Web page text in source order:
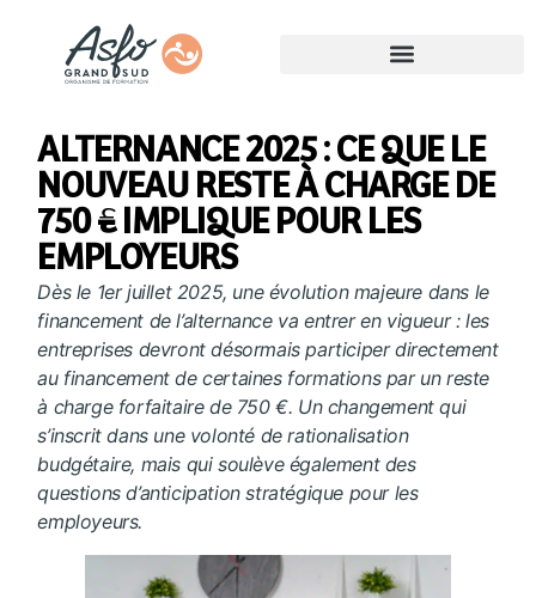
ALTERNANCE 2025 : CE QUE LE
NOUVEAU RESTE À CHARGE DE
750 € IMPLIQUE POUR LES
EMPLOYEURS
Dès le 1er juillet 2025, une évolution majeure dans le
financement de l’alternance va entrer en vigueur : les
entreprises devront désormais participer directement
au financement de certaines formations par un reste
à charge forfaitaire de 750 €. Un changement qui
s’inscrit dans une volonté de rationalisation
budgétaire, mais qui soulève également des
questions d’anticipation stratégique pour les
employeurs.